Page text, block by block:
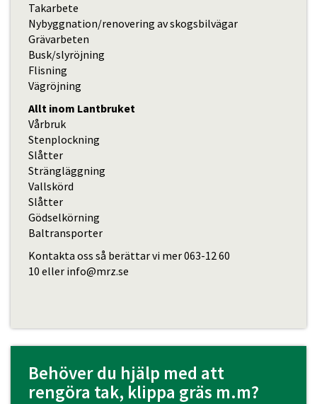
Takarbete
Nybyggnation/renovering av skogsbilvägar
Grävarbeten
Busk/slyröjning
Flisning
Vägröjning
Allt inom Lantbruket
Vårbruk
Stenplockning
Slåtter
Strängläggning
Vallskörd
Slåtter
Gödselkörning
Baltransporter
Kontakta oss så berättar vi mer063-12 60
10 eller info@mrz.se
Behöver du hjälp med att
rengöra tak, klippa gräs m.m?